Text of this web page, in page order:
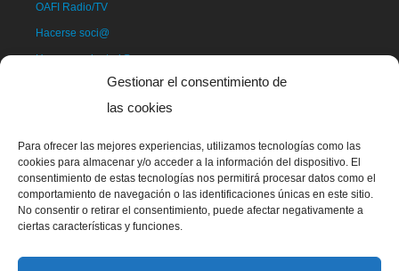
Gestionar el consentimiento de
las cookies
Para ofrecer las mejores experiencias, utilizamos tecnologías como las
cookies para almacenar y/o acceder a la información del dispositivo. El
consentimiento de estas tecnologías nos permitirá procesar datos como el
comportamiento de navegación o las identificaciones únicas en este sitio.
No consentir o retirar el consentimiento, puede afectar negativamente a
ciertas características y funciones.
OAFI Radio/TV
Hacerse soci@
Hacerse voluntari@